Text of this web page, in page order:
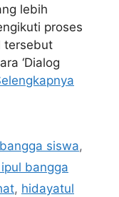
lebih
proses
tersebut
‘Dialog
bangga siswa,
bangga
, hidayatul